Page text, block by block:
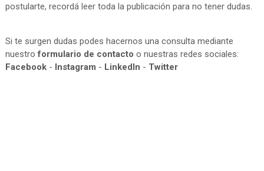
postularte, recordá leer toda la publicación para no tener dudas.
Si te surgen dudas podes hacernos una consulta mediante
nuestroformulario de contacto o nuestras redes sociales:
Facebook- Instagram - LinkedIn - Twitter